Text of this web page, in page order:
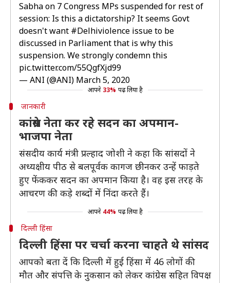
Sabha on 7 Congress MPs suspended for rest of
session: Is this a dictatorship? It seems Govt
doesn't want #Delhiviolence issue to be
discussed in Parliament that is why this
suspension. We strongly condemn this
pic.twitter.com/55QgfXjd99
— ANI (@ANI) March 5, 2020
आपने 33% पढ़ लिया है
जानकारी
कांग्रेस नेता कर रहे सदन का अपमान-
भाजपा नेता
संसदीय कार्य मंत्री प्रल्हाद जोशी ने कहा कि सांसदों ने
अध्यक्षीय पीठ से बलपूर्वक कागज छीनकर उन्हें फाड़ते
हुए फेंककर सदन का अपमान किया है। वह इस तरह के
आचरण की कड़े शब्दों में निंदा करते हैं।
आपने 44% पढ़ लिया है
दिल्ली हिंसा
दिल्ली हिंसा पर चर्चा करना चाहते थे सांसद
आपको बता दें कि दिल्ली में हुई हिंसा में 46 लोगों की
मौत और संपत्ति के नुकसान को लेकर कांग्रेस सहित विपक्ष